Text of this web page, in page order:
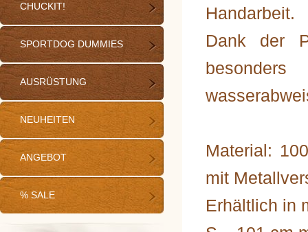
CHUCKIT!
SPORTDOG DUMMIES
AUSRÜSTUNG
NEUHEITEN
ANGEBOT
% SALE
Handarbeit.
Dank der
Material:
mit
Erhältlich in